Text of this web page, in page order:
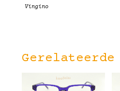
Vingino